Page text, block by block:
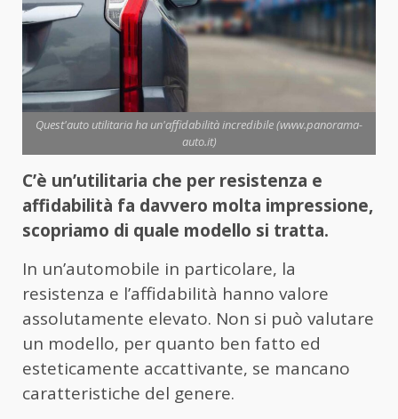
Quest'auto utilitaria ha un'affidabilità incredibile (www.panorama-
auto.it)
C’è un’utilitaria che per resistenza e
affidabilità fa davvero molta impressione,
scopriamo di quale modello si tratta.
In un’automobile in particolare, la
resistenza e l’affidabilità hanno valore
assolutamente elevato. Non si può valutare
un modello, per quanto ben fatto ed
esteticamente accattivante, se mancano
caratteristiche del genere.